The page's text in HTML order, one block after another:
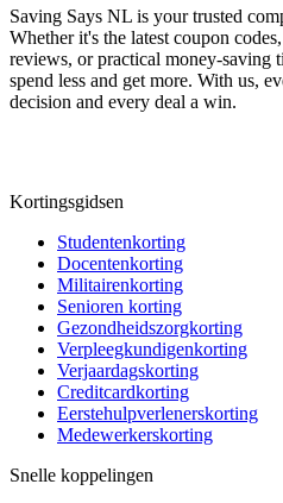
Saving Says NL is your trusted
Whether it's the latest coupon
reviews, or practical money-
spend less and get more. With us,
decision and every deal a win.
Kortingsgidsen
Studentenkorting
Docentenkorting
Militairenkorting
Senioren korting
Gezondheidszorgkorting
Verpleegkundigenkorting
Verjaardagskorting
Creditcardkorting
Eerstehulpverlenerskorting
Medewerkerskorting
Snelle koppelingen